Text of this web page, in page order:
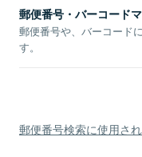
郵便番号・バーコード
郵便番号や、バーコード
す。
郵便番号検索に使用さ